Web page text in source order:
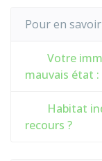
Pour en
Votre
mauvais état
Habitat
recours ?